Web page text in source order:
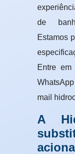
de
Estamos
Entre
mail
A